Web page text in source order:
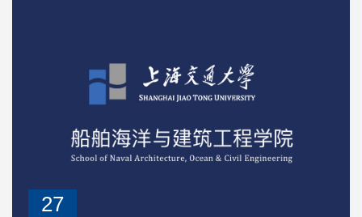
27